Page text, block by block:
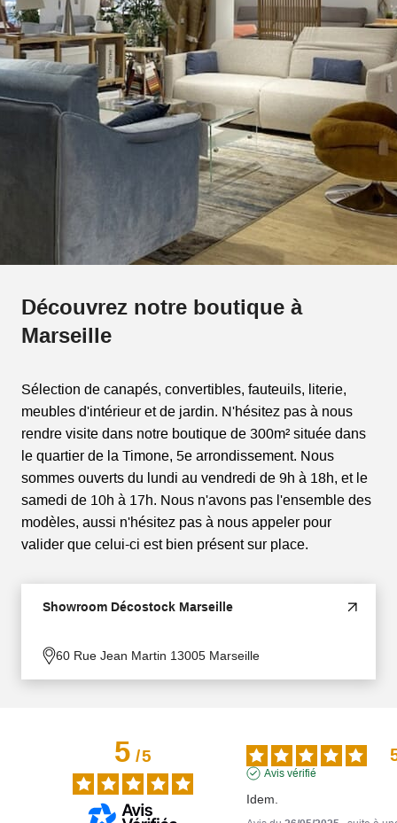
Découvrez notre boutique à
Marseille
Sélection de canapés, convertibles, fauteuils, literie,
meubles d'intérieur et de jardin. N'hésitez pas à nous
rendre visite dans notre boutique de 300m² située dans
le quartier de la Timone, 5e arrondissement. Nous
sommes ouverts du lundi au vendredi de 9h à 18h, et le
samedi de 10h à 17h. Nous n'avons pas l'ensemble des
modèles, aussi n'hésitez pas à nous appeler pour
valider que celui-ci est bien présent sur place.
Showroom Décostock Marseille
60 Rue Jean Martin 13005 Marseille
5/5
Avis vérifié
Idem.